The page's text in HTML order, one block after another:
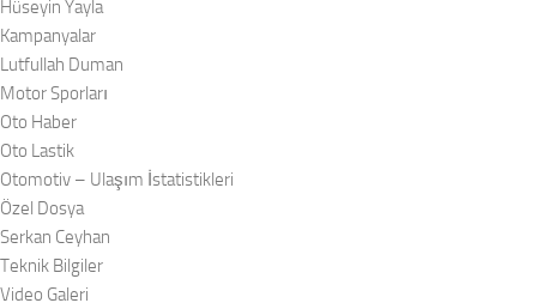
Hüseyin Yayla
Kampanyalar
Lutfullah Duman
Motor Sporları
Oto Haber
Oto Lastik
Otomotiv – Ulaşım İstatistikleri
Özel Dosya
Serkan Ceyhan
Teknik Bilgiler
Video Galeri